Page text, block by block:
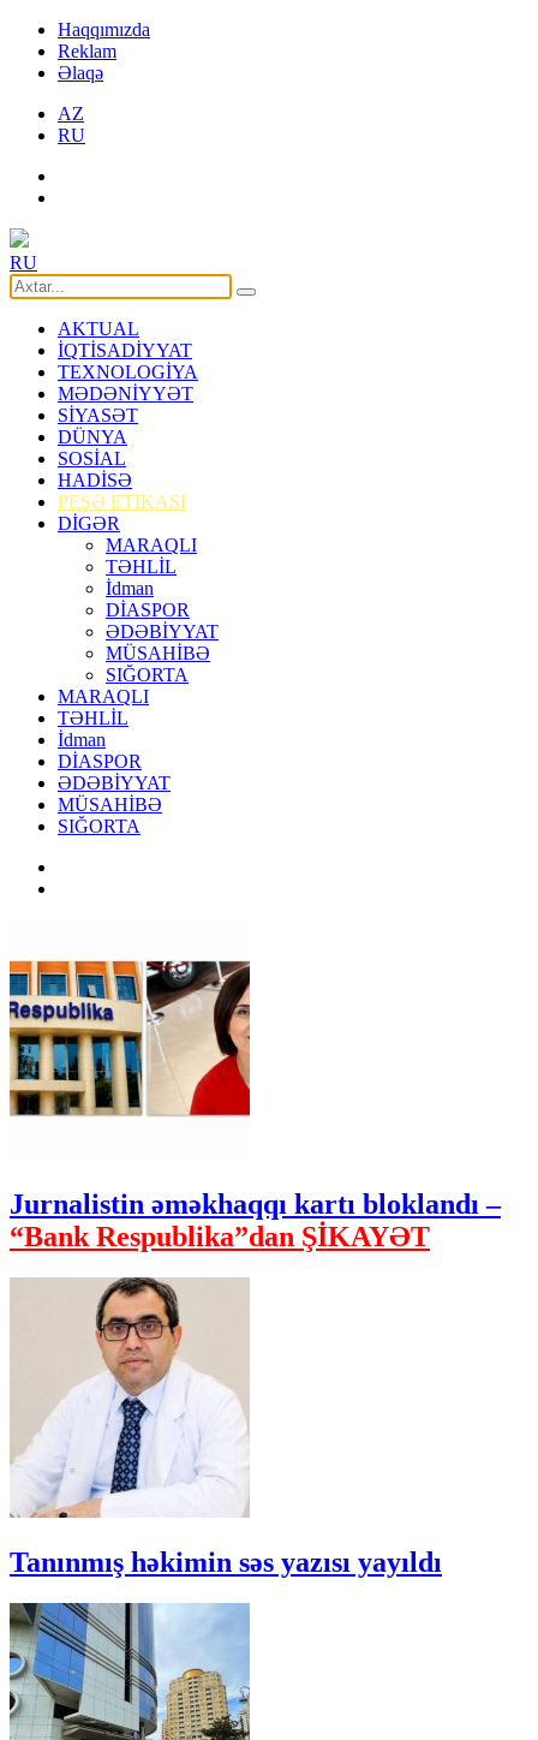
Haqqımızda
Reklam
Əlaqə
AZ
RU
RU
AKTUAL
İQTİSADİYYAT
TEXNOLOGİYA
MƏDƏNİYYƏT
SİYASƏT
DÜNYA
SOSİAL
HADİSƏ
PEŞƏ ETİKASI
DİGƏR
MARAQLI
TƏHLİL
İdman
DİASPOR
ƏDƏBİYYAT
MÜSAHİBƏ
SIĞORTA
MARAQLI
TƏHLİL
İdman
DİASPOR
ƏDƏBİYYAT
MÜSAHİBƏ
SIĞORTA
Jurnalistin əməkhaqqı kartı bloklandı –
“Bank Respublika”dan ŞİKAYƏT
Tanınmış həkimin səs yazısı yayıldı